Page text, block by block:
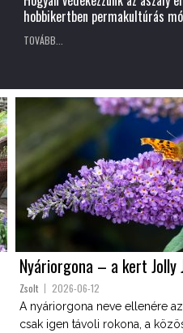
hobbikertben permakultúrás
TOVÁBB...
Nyáriorgona – a kert Jolly
Zsolt 2026-06-12
A nyáriorgona neve ellenére
csak igen távoli rokona, a